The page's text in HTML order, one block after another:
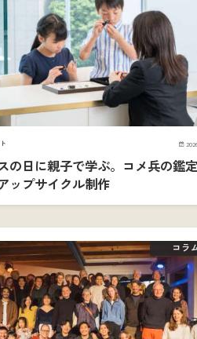
の日に親子で学ぶ。コメ兵の鑑
ップサイクル制作
コラ